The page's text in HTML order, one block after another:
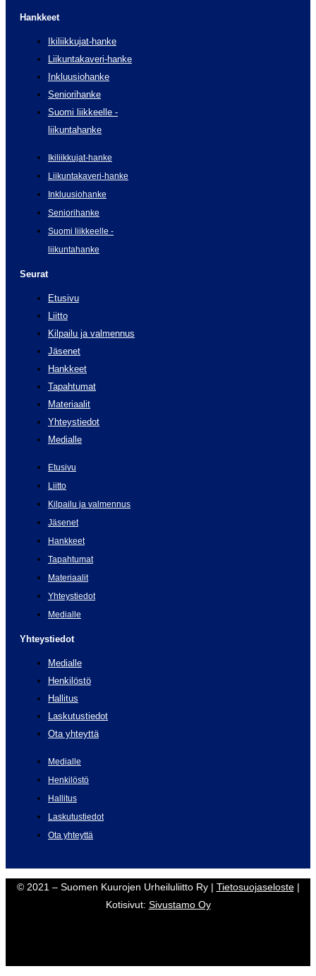
Hankkeet
Ikiliikkujat-hanke
Liikuntakaveri-hanke
Inkluusiohanke
Seniorihanke
Suomi liikkeelle -
liikuntahanke
Ikiliikkujat-hanke
Liikuntakaveri-hanke
Inkluusiohanke
Seniorihanke
Suomi liikkeelle -
liikuntahanke
Seurat
Etusivu
Liitto
Kilpailu ja valmennus
Jäsenet
Hankkeet
Tapahtumat
Materiaalit
Yhteystiedot
Medialle
Etusivu
Liitto
Kilpailu ja valmennus
Jäsenet
Hankkeet
Tapahtumat
Materiaalit
Yhteystiedot
Medialle
Yhteystiedot
Medialle
Henkilöstö
Hallitus
Laskutustiedot
Ota yhteyttä
Medialle
Henkilöstö
Hallitus
Laskutustiedot
Ota yhteyttä
© 2021 – Suomen Kuurojen Urheiluliitto Ry | Tietosuojaseloste|
Kotisivut: Sivustamo Oy